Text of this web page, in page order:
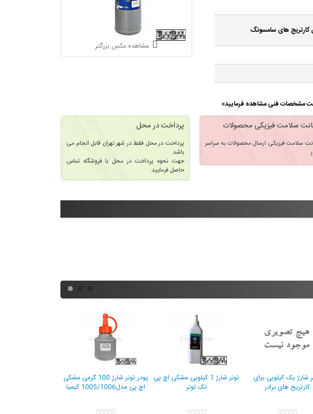
مشاهده عکس بزرگتر
کارتریج های سامسونگ
مشخصات فنی مشاهده فرمایید»
سلامت فیزیکی محصولات
سلامت فیزیکی ارسال محصولات به سراسر
پرداخت در محل
پرداخت در محل فقط در شهر تهران قابل انجام می
باشد.
جهت نحوه پرداخت در محل با فروشگاه تماس
حاصل فرمایید.
پودر تونر شارژ 100 گرمی مشکی
اچ پی مدل1005/1006 کیمیا
تونر شارژ 1 کیلویی مشکی اچ پی
تک تونر
شارژ یک کیلویی برای
کارتریج های برادر